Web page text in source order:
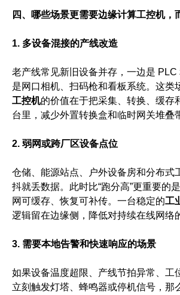
四、哪些场景更需要边缘计算工控机，
1. 多设备混接的产线改造
老产线常见新旧设备并存，一边是 PLC
是网口相机、扫码枪和看板系统。这类
工控机的价值在于把采集、转换、缓存
台里，减少外置转换盒和临时网关堆叠
2. 弱网或跨厂区设备点位
仓储、能源站点、户外设备房和分布式
抖就丢数据。此时比“跑分高”更重要的
网可缓存、恢复可补传。一台稳定的工
逻辑留在边缘侧，降低对持续在线网络
3. 需要本地告警和快速响应的场景
如果设备温度超限、产线节拍异常、工
立刻触发灯塔、蜂鸣器或停机信号，那